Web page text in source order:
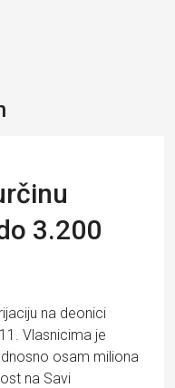
3.200
na deonici
Vlasnicima je
osam miliona
na Savi